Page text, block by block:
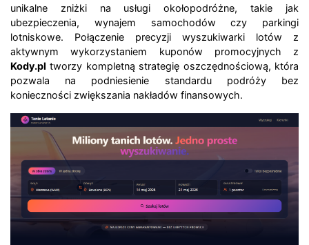
unikalne zniżki na usługi okołopodróżne, takie jak
ubezpieczenia, wynajem samochodów czy parkingi
lotniskowe. Połączenie precyzji wyszukiwarki lotów z
aktywnym wykorzystaniem kuponów promocyjnych z
Kody.pl tworzy kompletną strategię oszczędnościową, która
pozwala na podniesienie standardu podróży bez
konieczności zwiększania nakładów finansowych.